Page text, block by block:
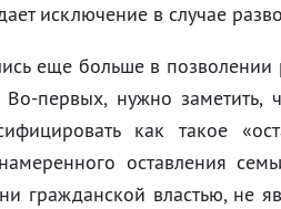
исключение в случае
еще больше в
первых, нужно заметить,
как такое
оставления
гражданской властью, не